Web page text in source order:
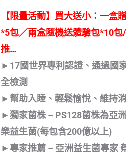
【限量活動】買大送小：一盒
*5包／兩盒隨機送體驗包*10包
推…
►17國世界專利認證、通過國
全檢測
►幫助入睡、輕鬆愉悅、維持
►獨家菌株 – PS128菌株為亞
樂益生菌(每包含200億以上)
►專家推薦 – 亞洲益生菌專家